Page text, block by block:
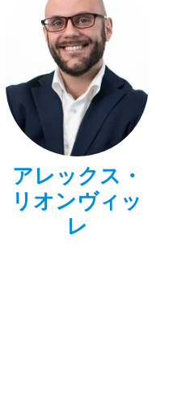
アレックス・
リオンヴィッ
レ